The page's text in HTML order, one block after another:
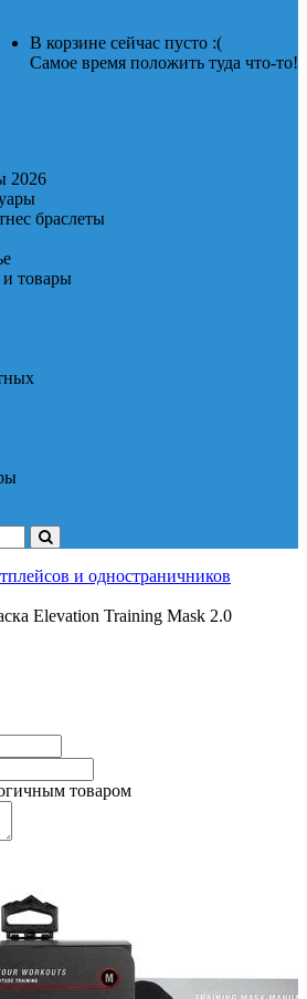
В корзине сейчас пусто :(
Самое время положить туда что-то!
2026
браслеты
товары
и одностраничников
Elevation Training Mask 2.0
товаром